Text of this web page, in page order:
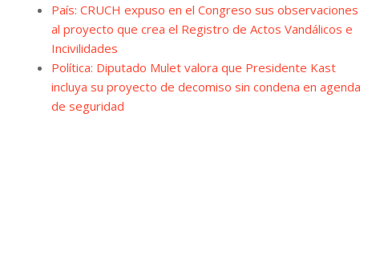
País: CRUCH expuso en el Congreso sus observaciones
al proyecto que crea el Registro de Actos Vandálicos e
Incivilidades
Política: Diputado Mulet valora que Presidente Kast
incluya su proyecto de decomiso sin condena en agenda
de seguridad